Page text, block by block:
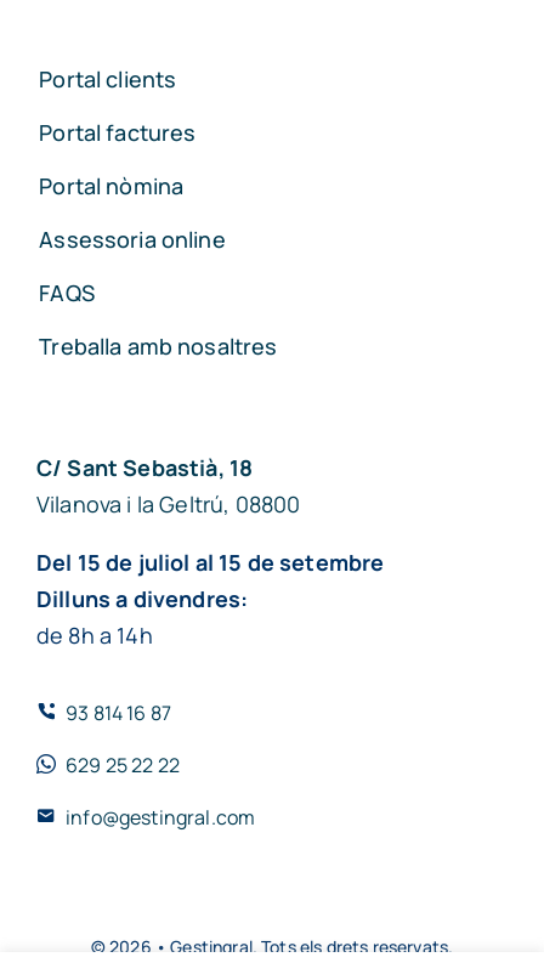
Portal clients
Portal factures
Portal nòmina
Assessoria online
FAQS
Treballa amb nosaltres
C/ Sant Sebastià, 18
Vilanova i la Geltrú, 08800
Del 15 de juliol al 15 de setembre
Dilluns a divendres:
de 8h a 14h
93 814 16 87
629 25 22 22
info@gestingral.com
© 2026 • Gestingral. Tots els drets reservats.